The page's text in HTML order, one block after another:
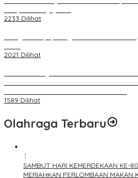
2233 Dilihat
2021 Dilihat
1589 Dilihat
Olahraga Terbaru
1
SAMBUT HARI KEMERDEKAAN KE-
MERIAHKAN PERLOMBAAN MAKAN